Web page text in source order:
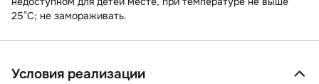
25°C; не замораживать.
Условия реализации